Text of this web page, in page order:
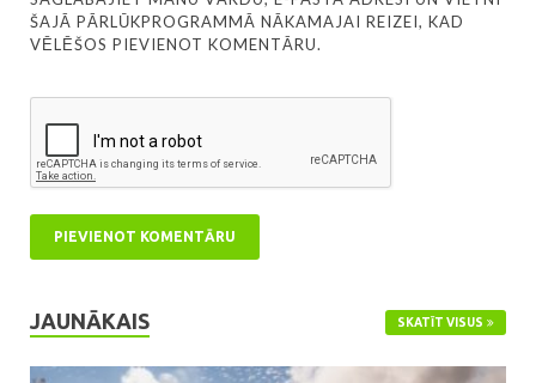
ŠAJĀ PĀRLŪKPROGRAMMĀ NĀKAMAJAI REIZEI, KAD
VĒLĒŠOS PIEVIENOT KOMENTĀRU.
JAUNĀKAIS SKATĪT VISUS